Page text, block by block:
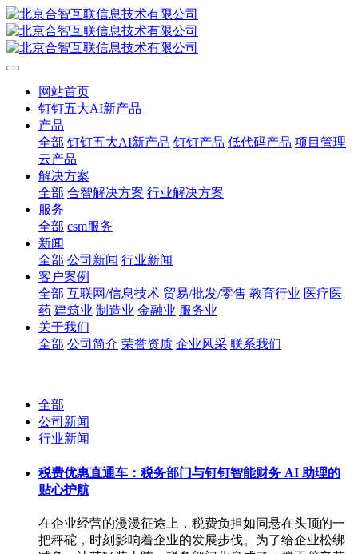
网站首页
钉钉五大AI新产品
产品
全部 钉钉五大AI新产品 钉钉产品 低代码产品 项目管理
云产品
解决方案
全部 合智解决方案 行业解决方案
服务
全部 csm服务
新闻
全部 公司新闻 行业新闻
客户案例
全部 互联网/信息技术 贸易/批发/零售 教育行业 医疗医
药 建筑业 制造业 金融业 服务业
关于我们
全部 公司简介 荣誉资质 企业风采 联系我们
全部
公司新闻
行业新闻
税费优惠直通车：税务部门与钉钉智能财务 AI 助理的
贴心护航
在企业经营的漫漫征途上，税费负担如同悬在头顶的一
把秤砣，时刻影响着企业的发展步伐。为了给企业松绑